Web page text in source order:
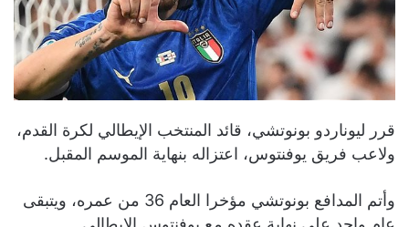
قرر ليوناردو بونوتشي، قائد المنتخب الإيطالي لكرة القدم،
ولاعب فريق يوفنتوس، اعتزاله بنهاية الموسم المقبل.
وأتم المدافع بونوتشي مؤخرا العام 36 من عمره، ويتبقى